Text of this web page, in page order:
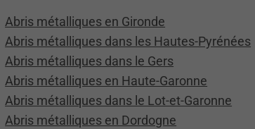
Abris métalliques en Gironde
Abris métalliques dans les Hautes-Pyrénées
Abris métalliques dans le Gers
Abris métalliques en Haute-Garonne
Abris métalliques dans le Lot-et-Garonne
Abris métalliques en Dordogne